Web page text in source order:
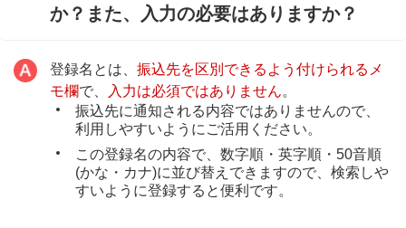
か？また、入力の必要はありますか？
登録名とは、 振込先を区別できるよう付けられるメ
モ欄で、 入力は必須ではありません。
振込先に通知される内容ではありませんので、
利用しやすいようにご活用ください。
この登録名の内容で、数字順・英字順・50音順
(かな・カナ)に並び替えできますので、検索しや
すいように登録すると便利です。